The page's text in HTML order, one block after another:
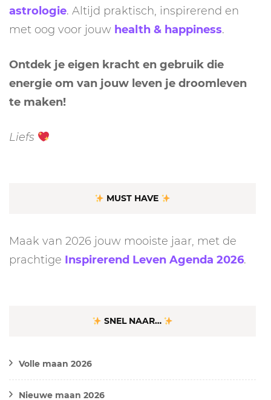
astrologie. Altijd praktisch, inspirerend en
met oog voor jouw health & happiness.
Ontdek je eigen kracht en gebruik die
energie om van jouw leven je droomleven
te maken!
Liefs
MUST HAVE
Maak van 2026 jouw mooiste jaar, met de
prachtige Inspirerend Leven Agenda 2026.
SNEL NAAR…
Volle maan 2026
Nieuwe maan 2026